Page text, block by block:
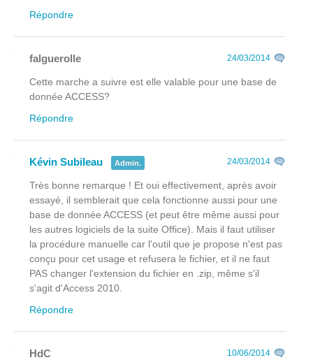
Répondre
falguerolle 24/03/2014
Cette marche a suivre est elle valable pour une base de
donnée ACCESS?
Répondre
Kévin Subileau Admin. 24/03/2014
Très bonne remarque ! Et oui effectivement, après avoir
essayé, il semblerait que cela fonctionne aussi pour une
base de donnée ACCESS (et peut être même aussi pour
les autres logiciels de la suite Office). Mais il faut utiliser
la procédure manuelle car l'outil que je propose n'est pas
conçu pour cet usage et refusera le fichier, et il ne faut
PAS changer l'extension du fichier en .zip, même s'il
s'agit d'Access 2010.
Répondre
HdC 10/06/2014